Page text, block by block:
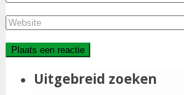
Uitgebreid zoeken